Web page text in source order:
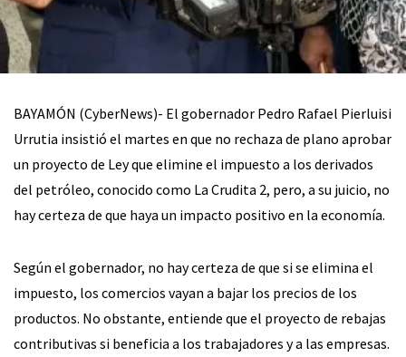
BAYAMÓN (CyberNews)- El gobernador Pedro Rafael Pierluisi
Urrutia insistió el martes en que no rechaza de plano aprobar
un proyecto de Ley que elimine el impuesto a los derivados
del petróleo, conocido como La Crudita 2, pero, a su juicio, no
hay certeza de que haya un impacto positivo en la economía.
Según el gobernador, no hay certeza de que si se elimina el
impuesto, los comercios vayan a bajar los precios de los
productos. No obstante, entiende que el proyecto de rebajas
contributivas si beneficia a los trabajadores y a las empresas.